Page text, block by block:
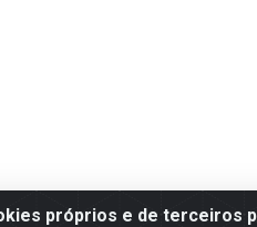
próprios e de terceiros